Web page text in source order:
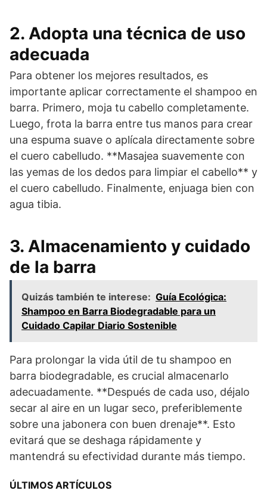
2. Adopta una técnica de uso
adecuada
Para obtener los mejores resultados, es
importante aplicar correctamente el shampoo en
barra. Primero, moja tu cabello completamente.
Luego, frota la barra entre tus manos para crear
una espuma suave o aplícala directamente sobre
el cuero cabelludo. **Masajea suavemente con
las yemas de los dedos para limpiar el cabello** y
el cuero cabelludo. Finalmente, enjuaga bien con
agua tibia.
3. Almacenamiento y cuidado
de la barra
Quizás también te interese: Guía Ecológica:
Shampoo en Barra Biodegradable para un
Cuidado Capilar Diario Sostenible
Para prolongar la vida útil de tu shampoo en
barra biodegradable, es crucial almacenarlo
adecuadamente. **Después de cada uso, déjalo
secar al aire en un lugar seco, preferiblemente
sobre una jabonera con buen drenaje**. Esto
evitará que se deshaga rápidamente y
mantendrá su efectividad durante más tiempo.
ÚLTIMOS ARTÍCULOS